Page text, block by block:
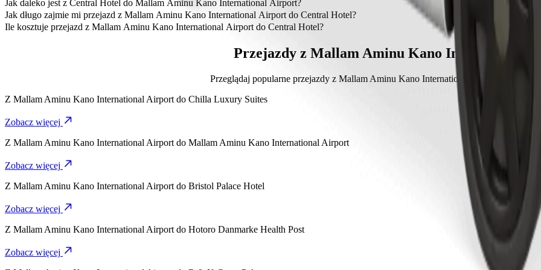
Najbardziej przystępna cenowo opcja dojazdu z Mallam Aminu Kano International Airport do Central Hotel to Keke, którego koszt
Jak daleko jest z Central Hotel do Mallam Aminu Kano International Airport?
Central Hotel znajduje się około 7,7 km od Mallam Aminu Kano International Airport.
Jak długo zajmie mi przejazd z Mallam Aminu Kano International Airport do Central Hotel?
Dojazd z Mallam Aminu Kano International Airport do Central Hotel Keke zajmie ok. 17 min.
Ile kosztuje przejazd z Mallam Aminu Kano International Airport do Central Hotel?
Koszt przejazdu z Mallam Aminu Kano International Airport do Central Hotel Keke wyniesie ok. 2549,00 NGN NGN.
Przejazdy z Mallam Aminu Kano International
Przeglądaj popularne przejazdy z Mallam Aminu Kano International Airport do innych
Z Mallam Aminu Kano International Airport do Chilla Luxury Suites
Zobacz więcej
Z Mallam Aminu Kano International Airport do Mallam Aminu Kano International Airport
Zobacz więcej
Z Mallam Aminu Kano International Airport do Bristol Palace Hotel
Zobacz więcej
Z Mallam Aminu Kano International Airport do Hotoro Danmarke Health Post
Zobacz więcej